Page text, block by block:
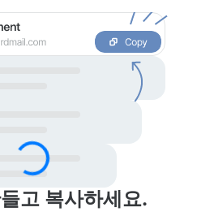
고 복사하세요.